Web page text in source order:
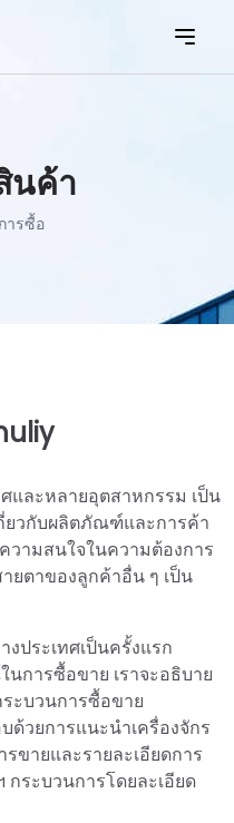
นค้า
การซื้อ
และหลายอุตสาหกรรม เป็น
ยวกับผลิตภัณฑ์และการค้า
วามสนใจในความต้องการ
ยตาของลูกค้าอื่น ๆ เป็น
ประเทศเป็นครั้งแรก
การซื้อขาย เราจะอธิบาย
ะบวนการซื้อขาย
ด้วยการแนะนำเครื่องจักร
ขายและรายละเอียดการ
กระบวนการโดยละเอียด